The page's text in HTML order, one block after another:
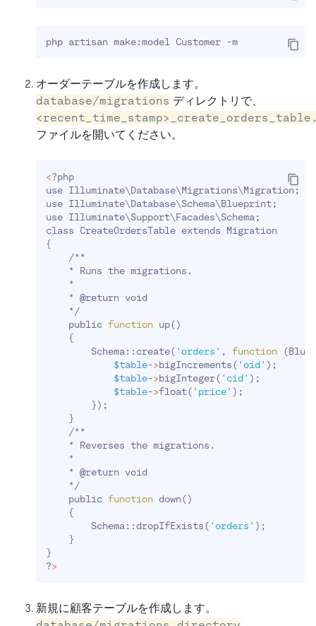
php artisan make:model Customer -m
オーダーテーブルを作成します。
database/migrations ディレクトリで、
ファイルを開いてください。
<?php
use Illuminate\Database\Migrations\Migration;
use Illuminate\Database\Schema\Blueprint;
use Illuminate\Support\Facades\Schema ;
class CreateOrdersTable extends Migration
{
    /**
    * Runs the migrations.
    *
    * @return void
    */
    public
function up()
{
        Schema::create
( 'orders' , function (
$table->bigIncrements( 'oid' ) ;
$table->bigInteger( 'cid' ) ;
$table->float( 'price' ) ;
}) ;
}
    /**
    * Reverses the migrations.
    *
    * @return void
    */
    public
function down()
{
        Schema::dropIfExists
( 'orders' ) ;
}
}
?>
新規に顧客テーブルを作成します。